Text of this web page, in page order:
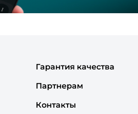
Гарантия качества
Партнерам
Контакты